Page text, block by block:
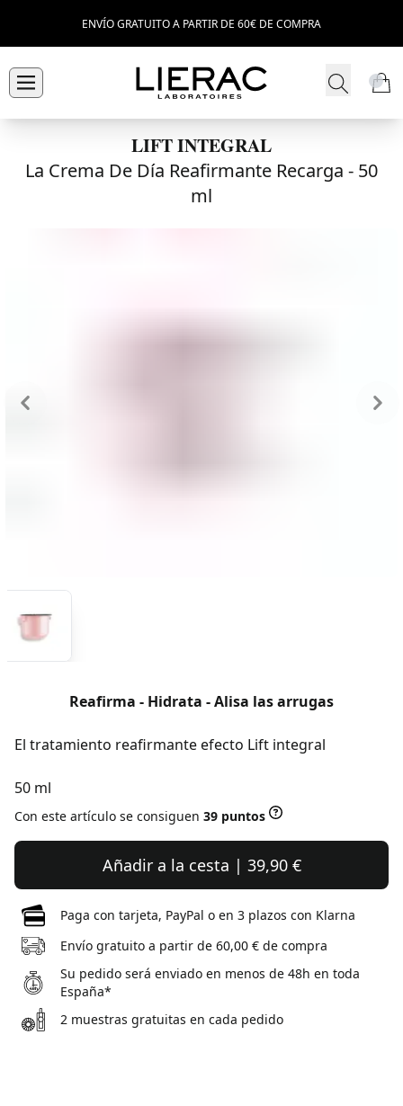
ENVÍO GRATUITO A PARTIR DE 60€ DE COMPRA
LIFT INTEGRAL
La Crema De Día Reafirmante Recarga - 50
ml
Reafirma - Hidrata - Alisa las arrugas
El tratamiento reafirmante efecto Lift integral
50 ml
Con este artículo se consiguen 39 puntos
Añadir a la cesta | 39,90 €
Paga con tarjeta, PayPal o en 3 plazos con Klarna
Envío gratuito a partir de 60,00 € de compra
Su pedido será enviado en menos de 48h en toda
España*
2 muestras gratuitas en cada pedido